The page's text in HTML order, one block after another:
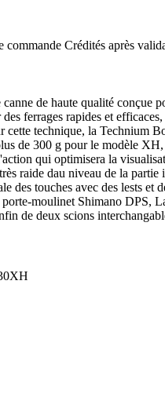
commande Crédités après
de haute qualité conçue
ferrages rapides et
technique, la Technium
de 300 g pour le modèle
qui optimisera la
raide dau niveau de la
des touches avec des lests
moulinet Shimano DPS,
de deux scions